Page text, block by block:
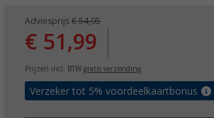
Adviesprijs € 54,95
€ 51,99
Prijzen incl. BTW gratis verzending
Verzeker tot 5% voordeelkaartbonus